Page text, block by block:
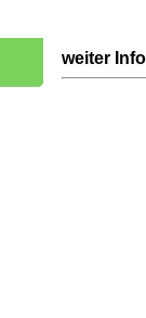
weiter